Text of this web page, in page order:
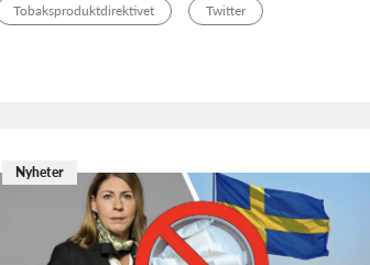
Tobaksproduktdirektivet Twitter
Nyheter